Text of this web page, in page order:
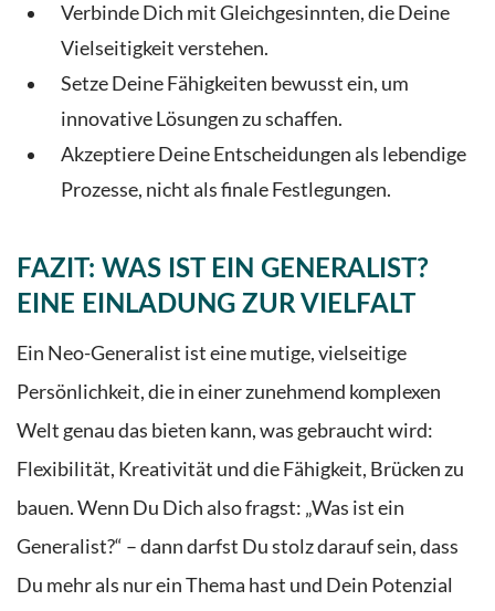
Verbinde Dich mit Gleichgesinnten, die Deine
Vielseitigkeit verstehen.
Setze Deine Fähigkeiten bewusst ein, um
innovative Lösungen zu schaffen.
Akzeptiere Deine Entscheidungen als lebendige
Prozesse, nicht als finale Festlegungen.
FAZIT: WAS IST EIN GENERALIST?
EINE EINLADUNG ZUR VIELFALT
Ein Neo-Generalist ist eine mutige, vielseitige
Persönlichkeit, die in einer zunehmend komplexen
Welt genau das bieten kann, was gebraucht wird:
Flexibilität, Kreativität und die Fähigkeit, Brücken zu
bauen. Wenn Du Dich also fragst: „Was ist ein
Generalist?“ – dann darfst Du stolz darauf sein, dass
Du mehr als nur ein Thema hast und Dein Potenzial